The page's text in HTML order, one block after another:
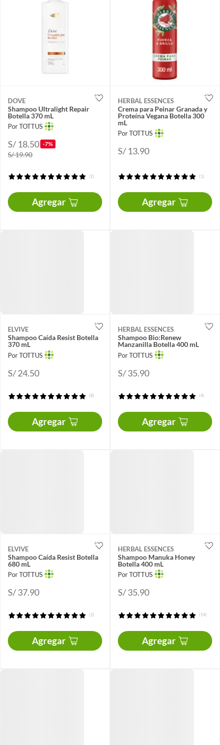
DOVE
Shampoo Ultralight Repair
Botella 370 mL
Por TOTTUS
S/ 18.50 -7%
S/ 19.90
(2)
Agregar
HERBAL ESSENCES
Crema para Peinar Granada y
Proteína Vegana Botella 300
mL
Por TOTTUS
S/ 13.90
(1)
Agregar
ELVIVE
Shampoo Caída Resist Botella
370 mL
Por TOTTUS
S/ 24.50
(8)
Agregar
HERBAL ESSENCES
Shampoo Bio:Renew
Manzanilla Botella 400 mL
Por TOTTUS
S/ 35.90
(4)
Agregar
ELVIVE
Shampoo Caída Resist Botella
680 mL
Por TOTTUS
S/ 37.90
(2)
Agregar
HERBAL ESSENCES
Shampoo Manuka Honey
Botella 400 mL
Por TOTTUS
S/ 35.90
(14)
Agregar